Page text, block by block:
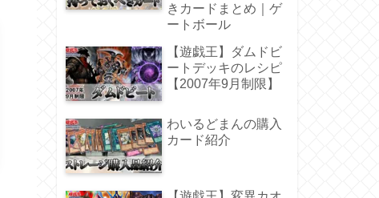
きカードまとめ｜ゲ
ートボール
【遊戯王】ダムドビ
ートデッキのレシピ
【2007年9月制限】
わいるどまんの購入
カード紹介